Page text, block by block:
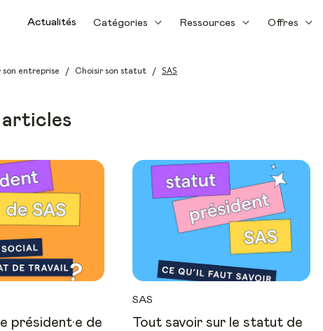
Actualités Catégories Ressources Offres
son entreprise / Choisir son statut / SAS
articles
président·e de
SAS
Tout savoir sur le statut de